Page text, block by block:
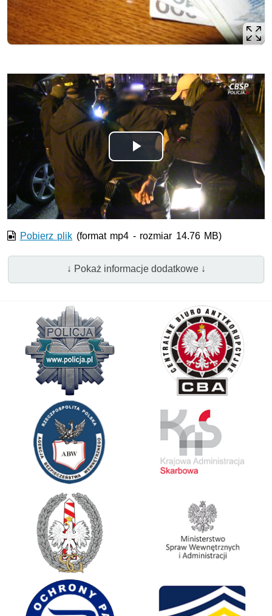
Odtwórz
wideo
Pobierz plik (format mp4 - rozmiar 14.76 MB)
↓ Pokaż informacje dodatkowe ↓